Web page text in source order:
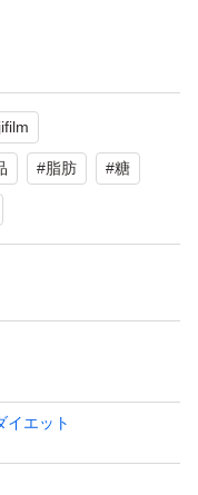
#脂肪 #糖
イエット